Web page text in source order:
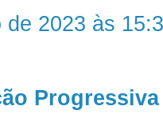
de 2023 às
Progressiva